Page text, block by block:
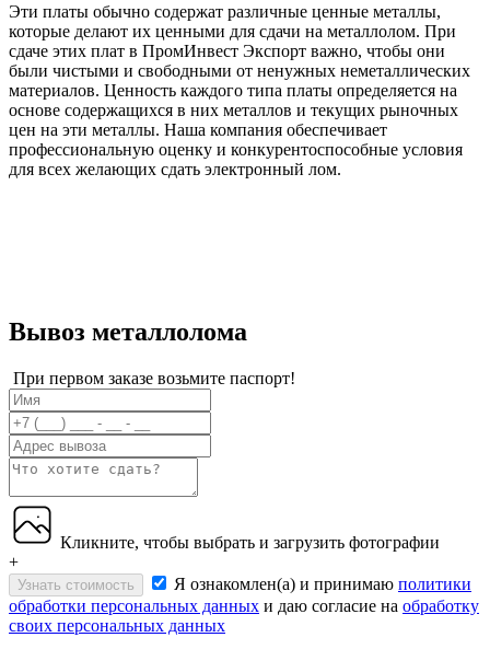
Эти платы обычно содержат различные ценные металлы,
которые делают их ценными для сдачи на металлолом. При
сдаче этих плат в ПромИнвест Экспорт важно, чтобы они
были чистыми и свободными от ненужных неметаллических
материалов. Ценность каждого типа платы определяется на
основе содержащихся в них металлов и текущих рыночных
цен на эти металлы. Наша компания обеспечивает
профессиональную оценку и конкурентоспособные условия
для всех желающих сдать электронный лом.
Вывоз металлолома
При первом заказе возьмите паспорт!
Кликните, чтобы выбрать и загрузить фотографии
+
Узнать стоимость Я ознакомлен(а) и принимаю политики
обработки персональных данных и даю согласие на обработку
своих персональных данных